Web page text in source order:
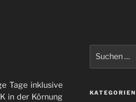
Tage inklusive
in der Körnung
nach:
KATEGORIEN